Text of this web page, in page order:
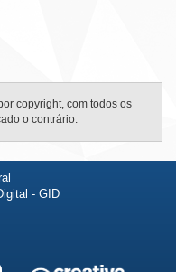
copyright, com todos os
o contrário.
- GID